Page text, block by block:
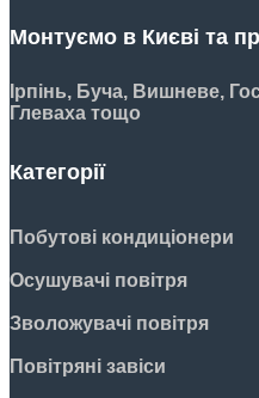
Монтуємо в Києві та
Ірпінь, Буча, Вишневе,
Глеваха тощо
Категорії
Побутові кондиціонери
Осушувачі повітря
Зволожувачі повітря
Повітряні завіси